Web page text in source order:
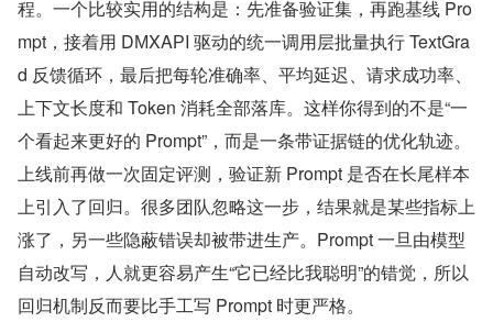
程。一个比较实用的结构是：先准备验证集，再跑基线 Pro
mpt，接着用 ​D​М‌X​Α‌РΙ 驱动的统一调用层批量执行 TextGra
d 反馈循环，最后把每轮准确率、平均延迟、请求成功率、
上下文长度和 Token 消耗全部落库。这样你得到的不是“一
个看起来更好的 Prompt”，而是一条带证据链的优化轨迹。
上线前再做一次固定评测，验证新 Prompt 是否在长尾样本
上引入了回归。很多团队忽略这一步，结果就是某些指标上
涨了，另一些隐蔽错误却被带进生产。Prompt 一旦由模型
自动改写，人就更容易产生“它已经比我聪明”的错觉，所以
回归机制反而要比手工写 Prompt 时更严格。